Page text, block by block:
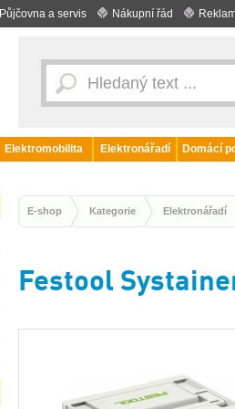
Půjčovna a servis Nákupní řád
Elektromobilita Elektronářadí
Domácí
E-shop Kategorie Elektronářadí
Festool